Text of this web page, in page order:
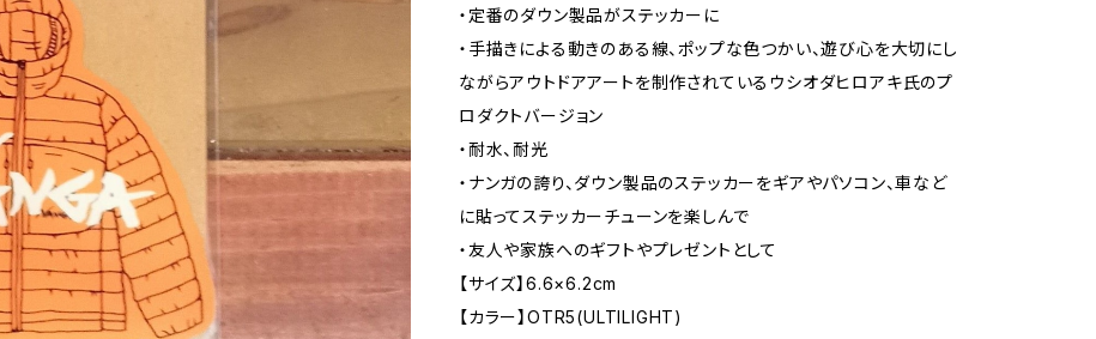
・定番のダウン製品がステッカーに
・手描きによる動きのある線、ポップな色つかい、遊び心を大切にし
ながらアウトドアアートを制作されているウシオダヒロアキ氏のプ
ロダクトバージョン
・耐水、耐光
・ナンガの誇り、ダウン製品のステッカーをギアやパソコン、車など
に貼ってステッカーチューンを楽しんで
・友人や家族へのギフトやプレゼントとして
【サイズ】6.6×6.2cm
【カラー】OTR5(ULTILIGHT)